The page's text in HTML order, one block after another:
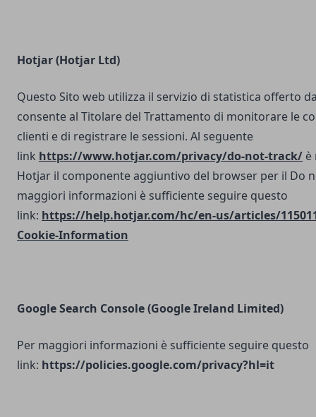
Hotjar (Hotjar Ltd)
Questo Sito web utilizza il servizio di statistica offerto
consente al Titolare del Trattamento di monitorare le
clienti e di registrare le sessioni. Al seguente
link https://www.hotjar.com/privacy/do-not-track/ è
Hotjar il componente aggiuntivo del browser per il Do
maggiori informazioni è sufficiente seguire questo
link: https://help.hotjar.com/hc/en-us/articles/
Cookie-Information
Google Search Console(Google Ireland Limited)
Per maggiori informazioni è sufficiente seguire questo
link: https://policies.google.com/privacy?hl=it